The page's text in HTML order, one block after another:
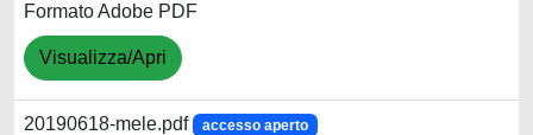
Formato Adobe PDF
Visualizza/Apri
20190618-mele.pdf accesso aperto